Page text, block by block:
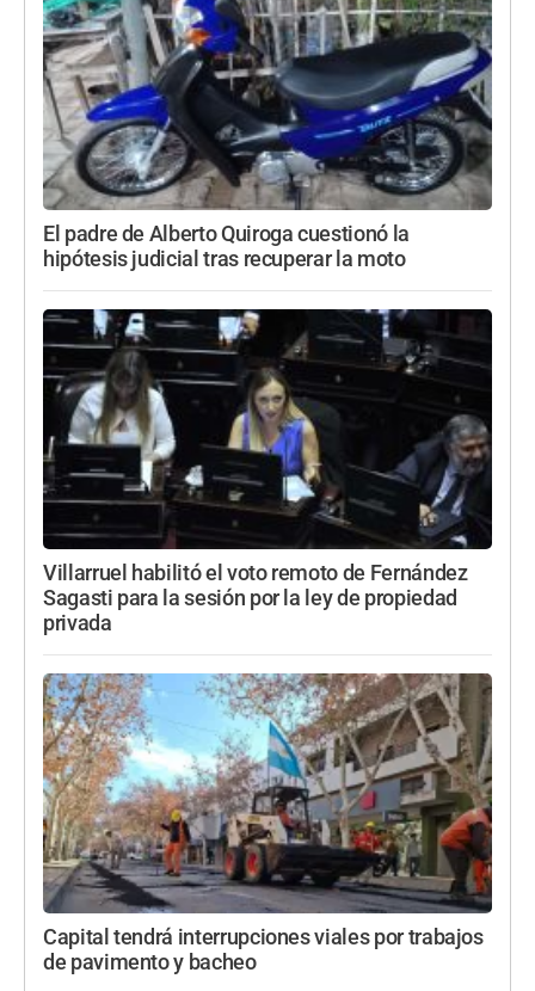
El padre de Alberto Quiroga cuestionó la
hipótesis judicial tras recuperar la moto
Villarruel habilitó el voto remoto de Fernández
Sagasti para la sesión por la ley de propiedad
privada
Capital tendrá interrupciones viales por trabajos
de pavimento y bacheo